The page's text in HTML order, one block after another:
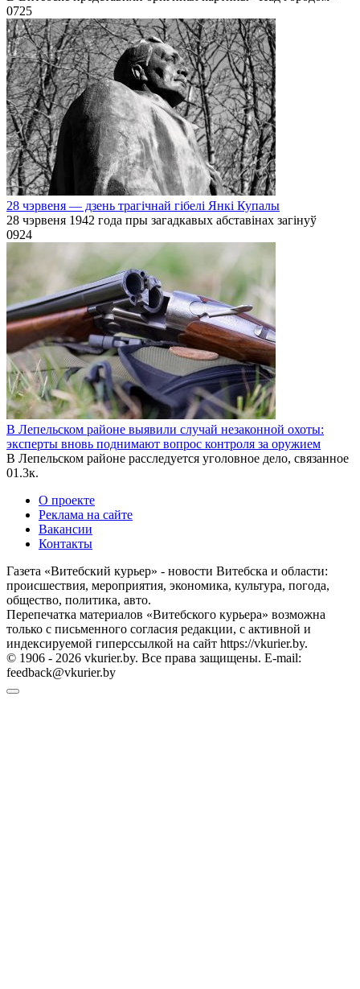
0725
28 чэрвеня — дзень трагічнай гібелі Янкі Купалы
28 чэрвеня 1942 года пры загадкавых абставінах загінуў
0924
В Лепельском районе выявили случай незаконной охоты:
эксперты вновь поднимают вопрос контроля за оружием
В Лепельском районе расследуется уголовное дело, связанное
01.3к.
О проекте
Реклама на сайте
Вакансии
Контакты
Газета «Витебский курьер» - новости Витебска и области:
происшествия, мероприятия, экономика, культура, погода,
общество, политика, авто.
Перепечатка материалов «Витебского курьера» возможна
только с письменного согласия редакции, с активной и
индексируемой гиперссылкой на сайт https://vkurier.by.
© 1906 - 2026 vkurier.by. Все права защищены. E-mail:
feedback@vkurier.by